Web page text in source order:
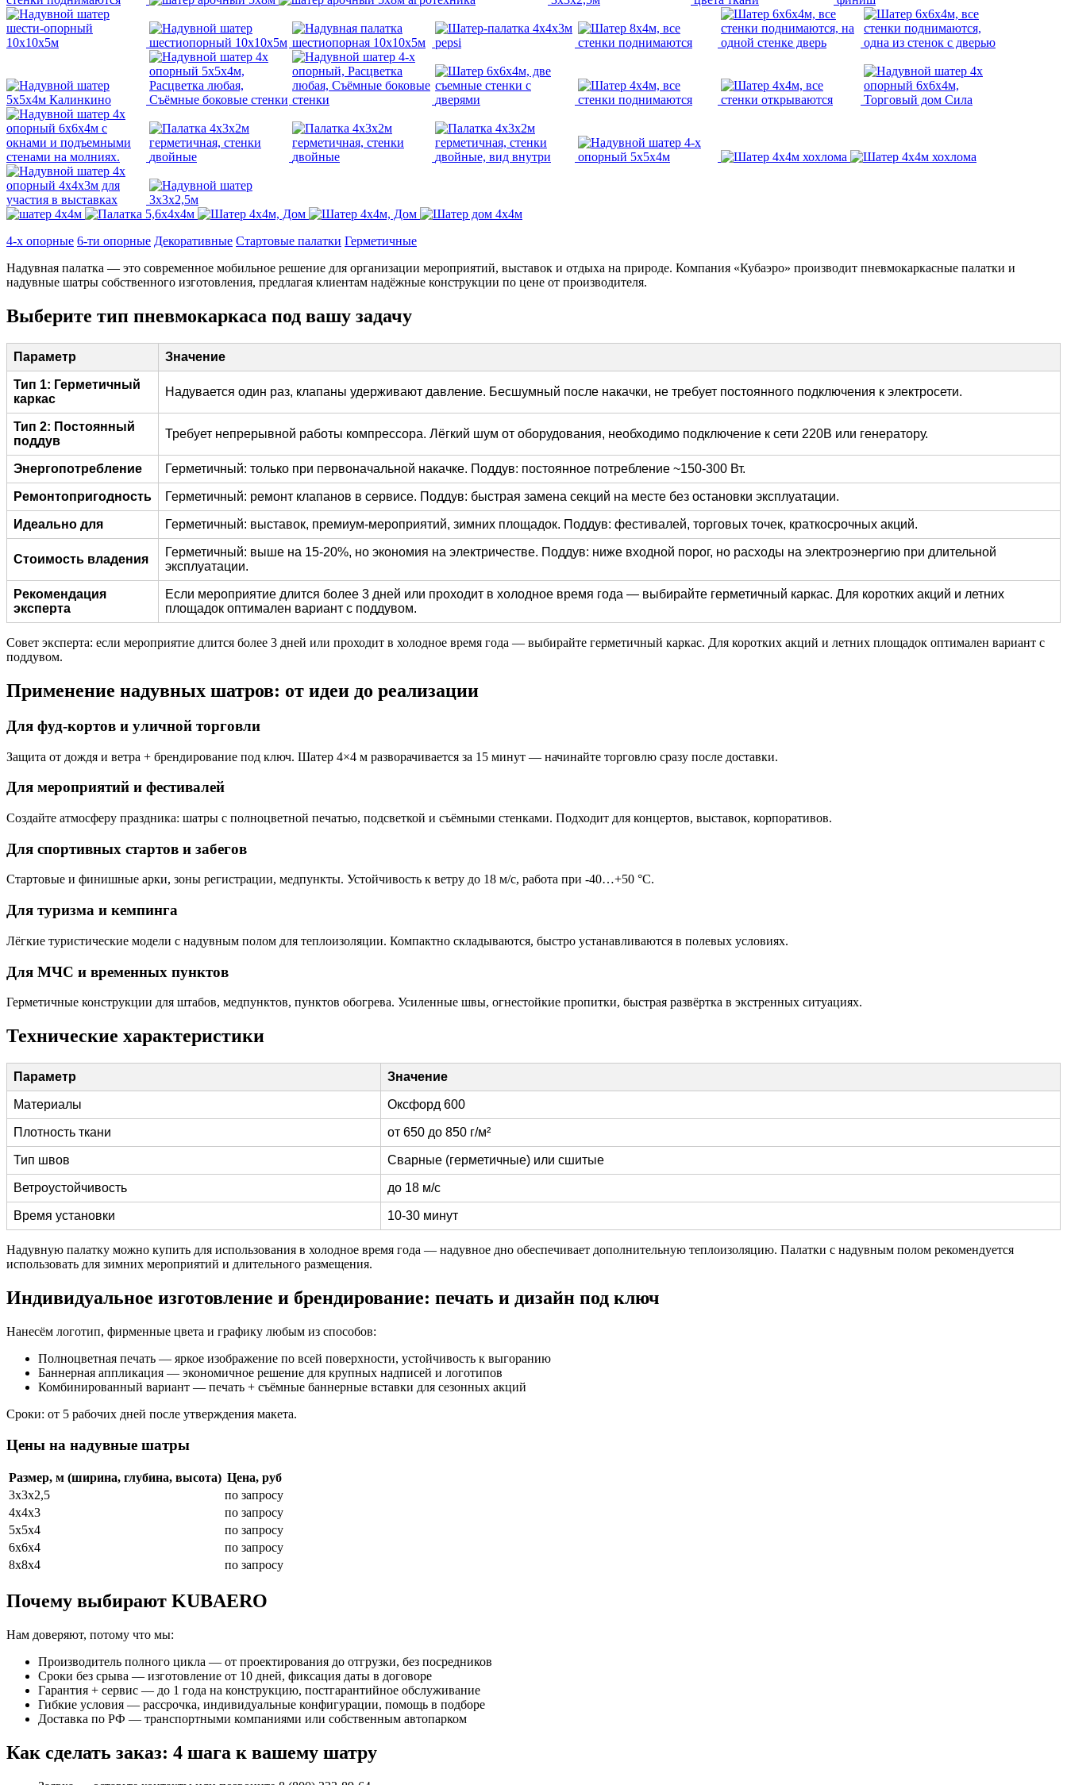
4-х опорные 6-ти опорные Декоративные Стартовые палатки Герметичные
Надувная палатка — это современное мобильное решение для организации мероприятий, выставок и отдыха на природе. Компания «Кубаэро» производит пневмокаркасные палатки и
надувные шатры собственного изготовления, предлагая клиентам надёжные конструкции по цене от производителя.
Выберите тип пневмокаркаса под вашу задачу
Параметр Значение
Тип 1: Герметичный
каркас
Надувается один раз, клапаны удерживают давление. Бесшумный после накачки, не требует постоянного подключения к электросети.
Тип 2: Постоянный
поддув
Требует непрерывной работы компрессора. Лёгкий шум от оборудования, необходимо подключение к сети 220В или генератору.
Энергопотребление Герметичный: только при первоначальной накачке. Поддув: постоянное потребление ~150-300 Вт.
Ремонтопригодность Герметичный: ремонт клапанов в сервисе. Поддув: быстрая замена секций на месте без остановки эксплуатации.
Идеально для Герметичный: выставок, премиум-мероприятий, зимних площадок. Поддув: фестивалей, торговых точек, краткосрочных акций.
Стоимость владения
Герметичный: выше на 15-20%, но экономия на электричестве. Поддув: ниже входной порог, но расходы на электроэнергию при длительной
эксплуатации.
Рекомендация
эксперта
Если мероприятие длится более 3 дней или проходит в холодное время года — выбирайте герметичный каркас. Для коротких акций и летних
площадок оптимален вариант с поддувом.
Совет эксперта: если мероприятие длится более 3 дней или проходит в холодное время года — выбирайте герметичный каркас. Для коротких акций и летних площадок оптимален вариант с
поддувом.
Применение надувных шатров: от идеи до реализации
Для фуд-кортов и уличной торговли
Защита от дождя и ветра + брендирование под ключ. Шатер 4×4 м разворачивается за 15 минут — начинайте торговлю сразу после доставки.
Для мероприятий и фестивалей
Создайте атмосферу праздника: шатры с полноцветной печатью, подсветкой и съёмными стенками. Подходит для концертов, выставок, корпоративов.
Для спортивных стартов и забегов
Стартовые и финишные арки, зоны регистрации, медпункты. Устойчивость к ветру до 18 м/с, работа при -40…+50 °C.
Для туризма и кемпинга
Лёгкие туристические модели с надувным полом для теплоизоляции. Компактно складываются, быстро устанавливаются в полевых условиях.
Для МЧС и временных пунктов
Герметичные конструкции для штабов, медпунктов, пунктов обогрева. Усиленные швы, огнестойкие пропитки, быстрая развёртка в экстренных ситуациях.
Технические характеристики
Параметр Значение
Материалы Оксфорд 600
Плотность ткани от 650 до 850 г/м²
Тип швов Сварные (герметичные) или сшитые
Ветроустойчивость до 18 м/с
Время установки 10-30 минут
Надувную палатку можно купить для использования в холодное время года — надувное дно обеспечивает дополнительную теплоизоляцию. Палатки с надувным полом рекомендуется
использовать для зимних мероприятий и длительного размещения.
Индивидуальное изготовление и брендирование: печать и дизайн под ключ
Нанесём логотип, фирменные цвета и графику любым из способов:
Полноцветная печать — яркое изображение по всей поверхности, устойчивость к выгоранию
Баннерная аппликация — экономичное решение для крупных надписей и логотипов
Комбинированный вариант — печать + съёмные баннерные вставки для сезонных акций
Сроки: от 5 рабочих дней после утверждения макета.
Цены на надувные шатры
Размер, м (ширина, глубина, высота) Цена, руб
3x3x2,5
по запросу
4x4x3
по запросу
5x5x4
по запросу
6x6x4
по запросу
8x8x4
по запросу
Почему выбирают KUBAERO
Нам доверяют, потому что мы:
Производитель полного цикла — от проектирования до отгрузки, без посредников
Сроки без срыва — изготовление от 10 дней, фиксация даты в договоре
Гарантия + сервис — до 1 года на конструкцию, постгарантийное обслуживание
Гибкие условия — рассрочка, индивидуальные конфигурации, помощь в подборе
Доставка по РФ — транспортными компаниями или собственным автопарком
Как сделать заказ: 4 шага к вашему шатру